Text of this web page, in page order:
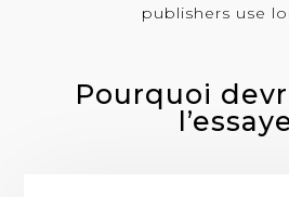
publishers use
Pourquoi